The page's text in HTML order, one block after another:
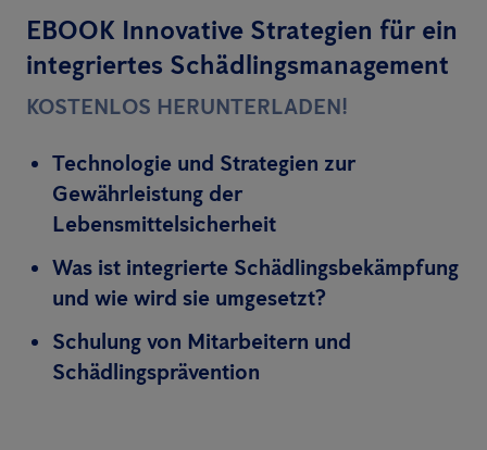
EBOOK Innovative Strategien für ein
integriertes Schädlingsmanagement
KOSTENLOS HERUNTERLADEN!
Technologie und Strategien zur
Gewährleistung der
Lebensmittelsicherheit
Was ist integrierte Schädlingsbekämpfung
und wie wird sie umgesetzt?
Schulung von Mitarbeitern und
Schädlingsprävention